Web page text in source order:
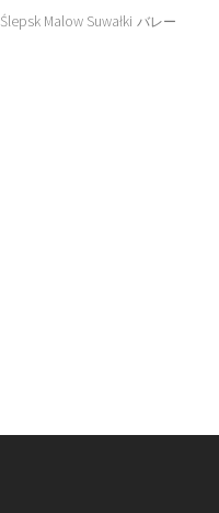
Ślepsk Malow Suwałki バレー